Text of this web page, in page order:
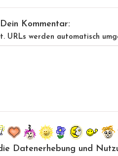
Dein Kommentar:
URLs werden automatisch
Datenerhebung und